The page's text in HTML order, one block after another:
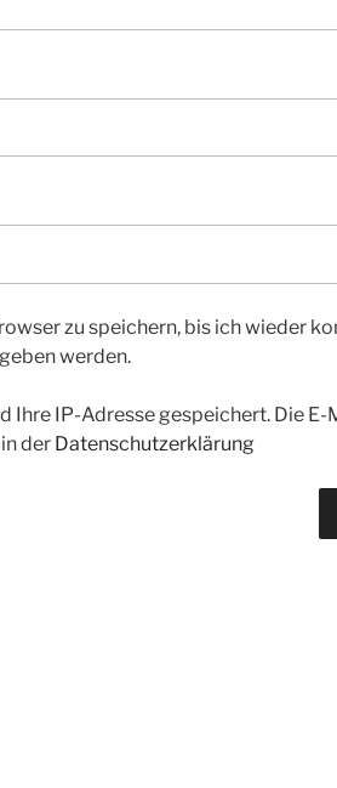
zu speichern, bis ich wieder
werden.
Ihre IP-Adresse gespeichert. Die
der Datenschutzerklärung